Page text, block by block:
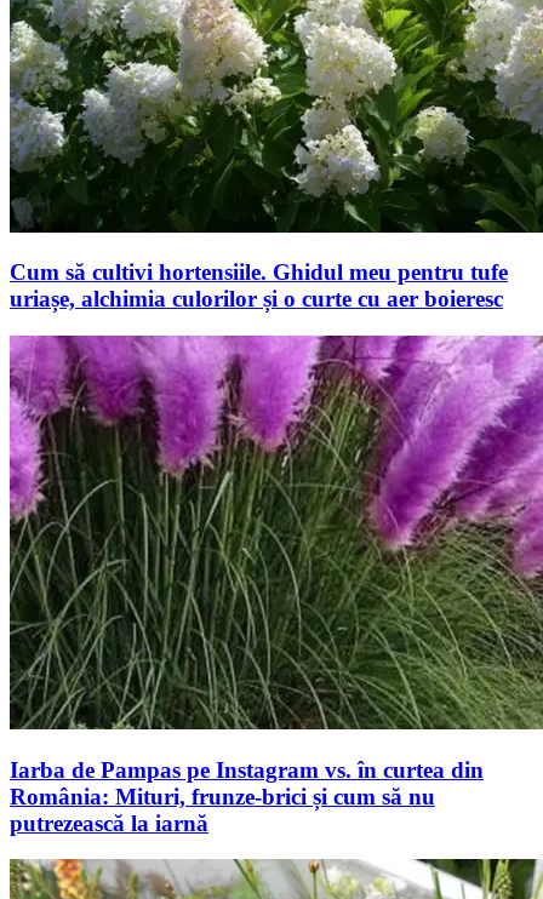
Cum să cultivi hortensiile. Ghidul meu pentru tufe
uriașe, alchimia culorilor și o curte cu aer boieresc
Iarba de Pampas pe Instagram vs. în curtea din
România: Mituri, frunze-brici și cum să nu
putrezească la iarnă